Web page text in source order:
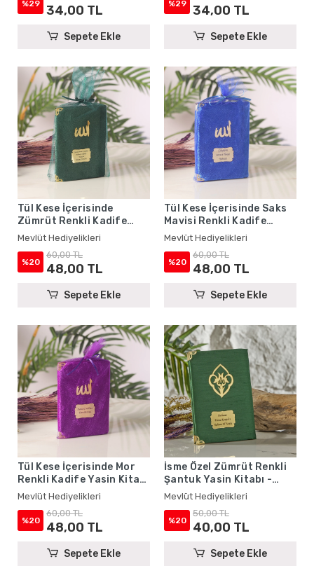
%29 34,00 TL
Sepete Ekle
%29 34,00 TL
Sepete Ekle
Tül Kese İçerisinde
Zümrüt Renkli Kadife
Yasin Kitabı Seti - Mevlüt
Hediyelikleri
Mevlüt Hediyelikleri
%20
60,00 TL
48,00 TL
Sepete Ekle
Tül Kese İçerisinde Saks
Mavisi Renkli Kadife
Yasin Kitabı Seti - Mevlüt
Hediyelikleri
Mevlüt Hediyelikleri
%20
60,00 TL
48,00 TL
Sepete Ekle
Tül Kese İçerisinde Mor
Renkli Kadife Yasin Kitabı
Seti - Mevlüt Hediyelikleri
Mevlüt Hediyelikleri
%20
60,00 TL
48,00 TL
Sepete Ekle
İsme Özel Zümrüt Renkli
Şantuk Yasin Kitabı -
Mevlüt Hediyelikleri
Mevlüt Hediyelikleri
%20
50,00 TL
40,00 TL
Sepete Ekle